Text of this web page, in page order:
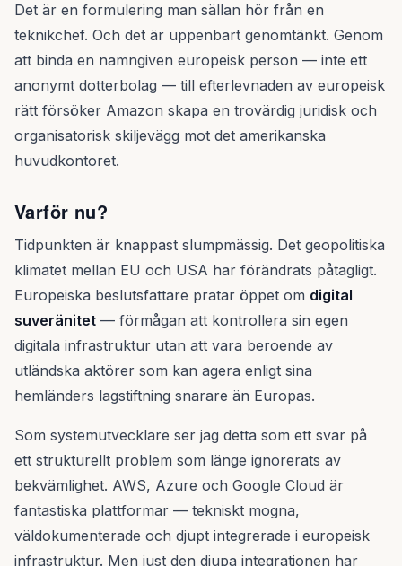
Det är en formulering man sällan hör från en
teknikchef. Och det är uppenbart genomtänkt. Genom
att binda en namngiven europeisk person — inte ett
anonymt dotterbolag — till efterlevnaden av europeisk
rätt försöker Amazon skapa en trovärdig juridisk och
organisatorisk skiljevägg mot det amerikanska
huvudkontoret.
Varför nu?
Tidpunkten är knappast slumpmässig. Det geopolitiska
klimatet mellan EU och USA har förändrats påtagligt.
Europeiska beslutsfattare pratar öppet om digital
suveränitet — förmågan att kontrollera sin egen
digitala infrastruktur utan att vara beroende av
utländska aktörer som kan agera enligt sina
hemländers lagstiftning snarare än Europas.
Som systemutvecklare ser jag detta som ett svar på
ett strukturellt problem som länge ignorerats av
bekvämlighet. AWS, Azure och Google Cloud är
fantastiska plattformar — tekniskt mogna,
väldokumenterade och djupt integrerade i europeisk
infrastruktur. Men just den djupa integrationen har